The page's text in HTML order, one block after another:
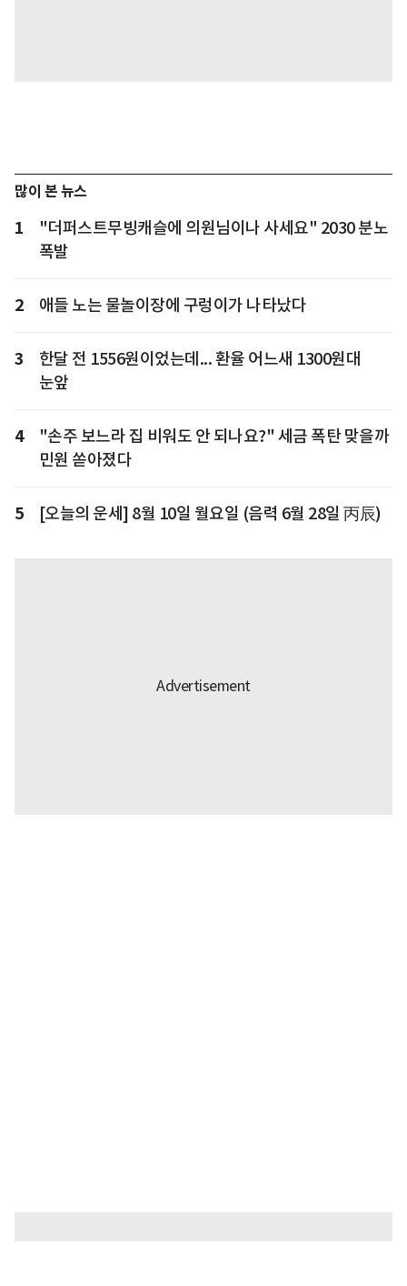
많이 본 뉴스
1
"더퍼스트무빙캐슬에 의원님이나 사세요" 2030 분노
폭발
2 애들 노는 물놀이장에 구렁이가 나타났다
3
한달 전 1556원이었는데... 환율 어느새 1300원대
눈앞
4
"손주 보느라 집 비워도 안 되나요?" 세금 폭탄 맞을까
민원 쏟아졌다
5 [오늘의 운세] 8월 10일 월요일 (음력 6월 28일 丙辰)